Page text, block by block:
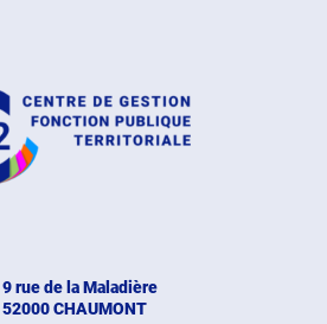
9 rue de la Maladière
52000 CHAUMONT